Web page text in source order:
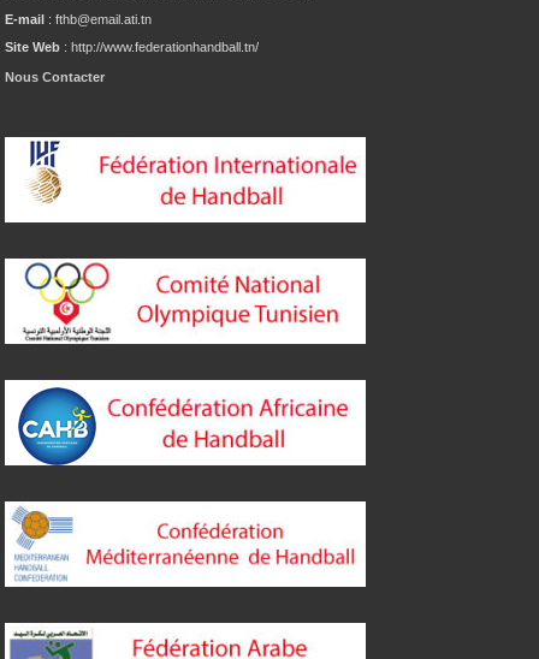
E-mail : fthb@email.ati.tn
Site Web : http://www.federationhandball.tn/
Nous Contacter